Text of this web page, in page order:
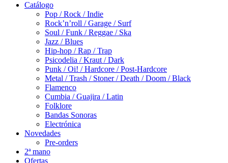
Catálogo
Pop / Rock / Indie
Rock’n’roll / Garage / Surf
Soul / Funk / Reggae / Ska
Jazz / Blues
Hip-hop / Rap / Trap
Psicodelia / Kraut / Dark
Punk / Oi! / Hardcore / Post-Hardcore
Metal / Trash / Stoner / Death / Doom / Black
Flamenco
Cumbia / Guajira / Latin
Folklore
Bandas Sonoras
Electrónica
Novedades
Pre-orders
2ª mano
Ofertas